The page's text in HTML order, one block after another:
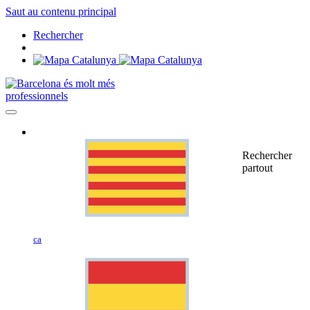
Saut au contenu principal
Rechercher
professionnels
ca
Rechercher
partout